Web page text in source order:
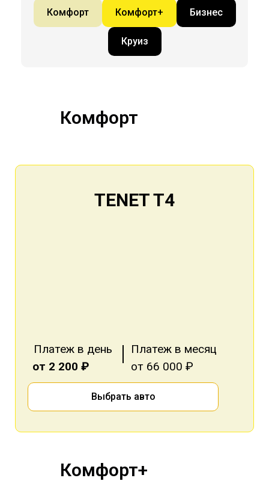
Комфорт Комфорт+ Бизнес
Круиз
Комфорт
Платеж в месяц
Выбрать авто
от 2 200 ₽ от 66 000 ₽
Платеж в день
TENET T4
Комфорт+